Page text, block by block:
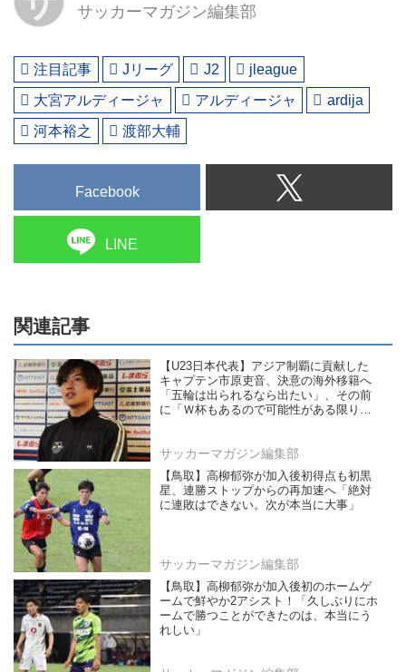
サッカーマガジン編集部
注目記事 Jリーグ J2
jleague
大宮アルディージャ
アルディージャ
ardija
河本裕之
渡部大輔
Facebook
LINE
関連記事
【U23日本代表】アジア制覇に貢献した
キャプテン市原吏音、決意の海外移籍へ
「五輪は出られるなら出たい」、その前
に「Ｗ杯もあるので可能性がある限り目
サッカーマガジン編集部
【鳥取】高柳郁弥が加入後初得点も初黒
星、連勝ストップからの再加速へ「絶対
に連敗はできない。次が本当に大事」
サッカーマガジン編集部
【鳥取】高柳郁弥が加入後初のホームゲ
ームで鮮やか2アシスト！「久しぶりにホ
ームで勝つことができたのは、本当にう
れしい」